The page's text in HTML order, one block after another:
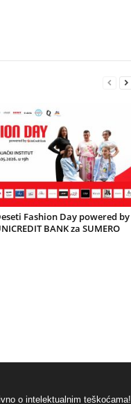
Fashion Day powered by
BANK za SUMERO
o intelektualnim teškoćama!